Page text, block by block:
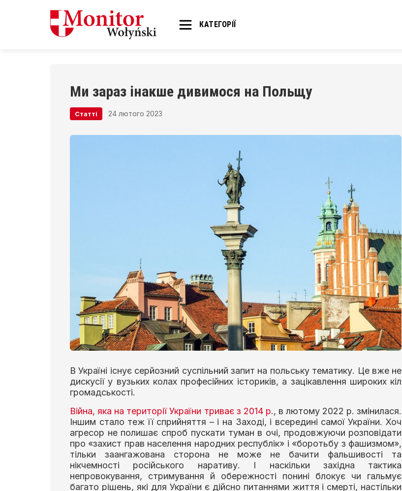
КАТЕГОРІЇ
Ми зараз інакше дивимося на Польщу
Статті 24 лютого 2023
В Україні існує серйозний суспільний запит на польську тематику. Це вже не
дискусії у вузьких колах професійних істориків, а зацікавлення широких кіл
громадськості.
Війна, яка на території України триває з 2014 р., в лютому 2022 р. змінилася.
Іншим стало теж її сприйняття – і на Заході, і всередині самої України. Хоч
агресор не полишає спроб пускати туман в очі, продовжуючи розповідати
про «захист прав населення народних республік» і «боротьбу з фашизмом»,
тільки заангажована сторона не може не бачити фальшивості та
нікчемності російського наративу. І наскільки західна тактика
непровокування, стримування й обережності понині блокує чи гальмує
багато рішень, які для України є дійсно питаннями життя і смерті, настільки